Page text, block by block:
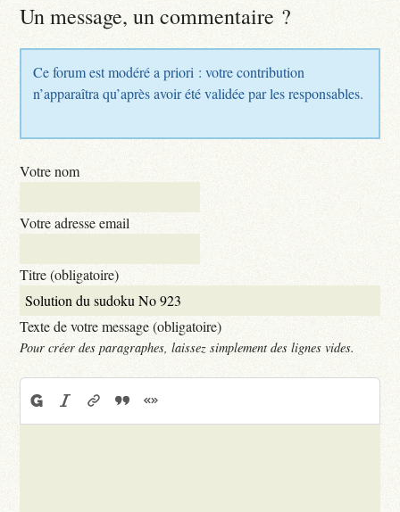
Un message, un commentaire ?
Ce forum est modéré a priori : votre contribution
n’apparaîtra qu’après avoir été validée par les responsables.
Votre nom
Votre adresse email
Titre (obligatoire)
Texte de votre message (obligatoire)
Pour créer des paragraphes, laissez simplement des lignes vides.